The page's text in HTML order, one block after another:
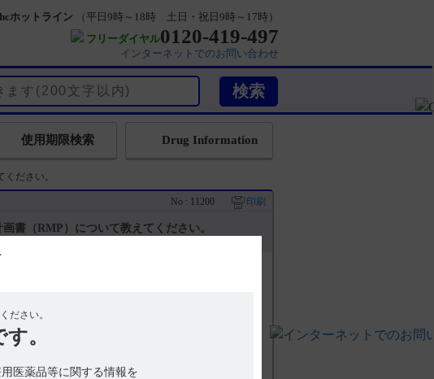
ホットライン
（平日9時～18時 土日・祝日9時～17時）
フリーダイヤル0120-419-497
インターネットでのお問い合わせ
Drug Information
使用期限検索
ださい。
ださい。
。
医薬品等に関する情報を
No : 11200 印刷
書（RMP）について教えてください。
RMP）の策定、実施が義務付けられております。
品ページに、医薬品リスク管理計画書